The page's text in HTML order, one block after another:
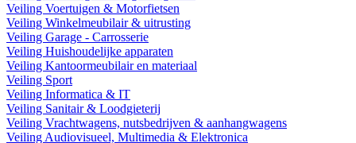
Veiling Voertuigen & Motorfietsen
Veiling Winkelmeubilair & uitrusting
Veiling Garage - Carrosserie
Veiling Huishoudelijke apparaten
Veiling Kantoormeubilair en materiaal
Veiling Sport
Veiling Informatica & IT
Veiling Sanitair & Loodgieterij
Veiling Vrachtwagens, nutsbedrijven & aanhangwagens
Veiling Audiovisueel, Multimedia & Elektronica